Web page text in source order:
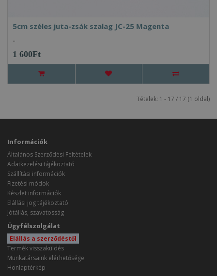
5cm széles juta-zsák szalag JC-25 Magenta
..
1 600Ft
Tételek: 1 - 17 / 17 (1 oldal)
Információk
Általános Szerződési Feltételek
Adatkezelési tájékoztató
Szállítási információk
Fizetési módok
Készlet információk
Elállási jog tájékoztató
Jótállás, szavatosság
Ügyfélszolgálat
Elállás a szerződéstől
Termék visszaküldés
Munkatársaink elérhetősége
Honlaptérkép